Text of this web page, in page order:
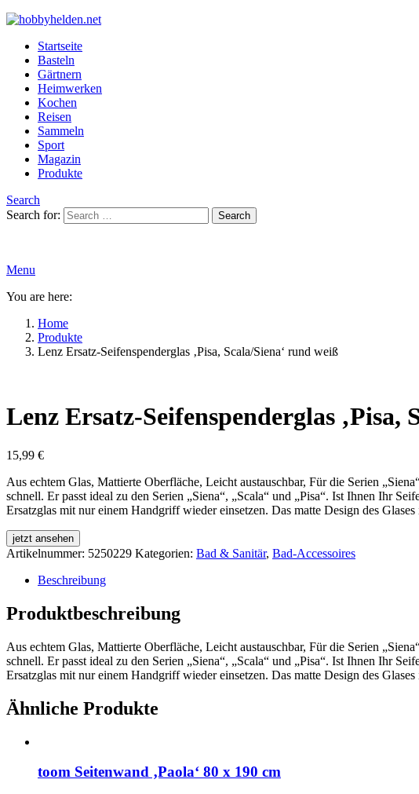
Startseite
Basteln
Gärtnern
Heimwerken
Kochen
Reisen
Sammeln
Sport
Magazin
Produkte
Search
Search for:
Search
Menu
You are here:
Home
Produkte
Lenz Ersatz-Seifenspenderglas ‚Pisa, Scala/Siena‘ rund weiß
Lenz Ersatz-Seifenspenderglas ‚Pisa,
15,99 €
Aus echtem Glas, Mattierte Oberfläche, Leicht austauschbar, Für die Serien
schnell. Er passt ideal zu den Serien „Siena“, „Scala“ und „Pisa“. Ist Ihnen Ihr
Ersatzglas mit nur einem Handgriff wieder einsetzen. Das matte Design des
jetzt ansehen
Artikelnummer: 5250229 Kategorien: Bad & Sanitär, Bad-Accessoires
Beschreibung
Produktbeschreibung
Aus echtem Glas, Mattierte Oberfläche, Leicht austauschbar, Für die Serien
schnell. Er passt ideal zu den Serien „Siena“, „Scala“ und „Pisa“. Ist Ihnen Ihr
Ersatzglas mit nur einem Handgriff wieder einsetzen. Das matte Design des
Ähnliche Produkte
toom Seitenwand ‚Paola‘ 80 x 190 cm